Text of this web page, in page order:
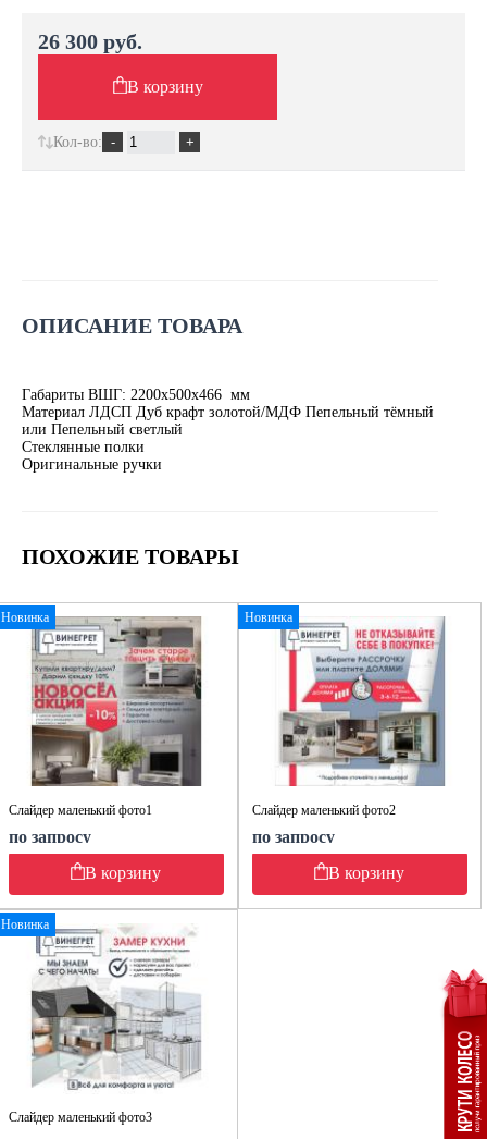
ОПИСАНИЕ ТОВАРА
Габариты ВШГ: 2200х500х466 мм
Материал ЛДСП Дуб крафт золотой/МДФ Пепельный тёмный
или Пепельный светлый
Стеклянные полки
Оригинальные ручки
ПОХОЖИЕ ТОВАРЫ
Новинка
Слайдер маленький фото1
по запросу
В корзину
Новинка
Слайдер маленький фото2
по запросу
В корзину
Новинка
Слайдер маленький фото3
26 300 руб.
В корзину
Кол-во: